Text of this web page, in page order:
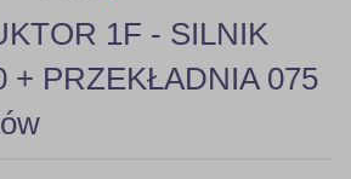
1F - SILNIK
+ PRZEKŁADNIA 075